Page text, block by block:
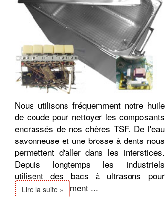
Nous utilisons fréquemment notre huile
de coude pour nettoyer les composants
encrassés de nos chères TSF. De l'eau
savonneuse et une brosse à dents nous
permettent d'aller dans les interstices.
Depuis longtemps les industriels
utilisent des bacs à ultrasons pour
nettoyer rapidement ...
Lire la suite »